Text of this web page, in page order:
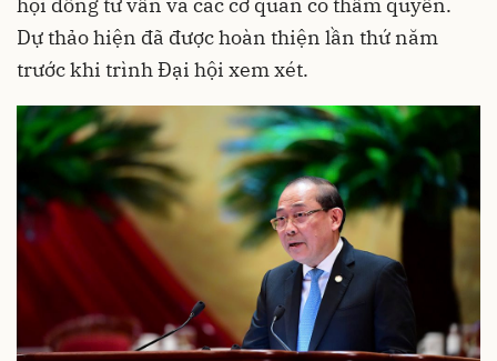
Dự thảo hiện đã được hoàn thiện lần thứ năm
trước khi trình Đại hội xem xét.